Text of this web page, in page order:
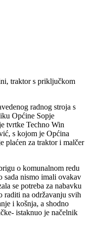
traktor s priključkom
radnog stroja s
Općine Sopje
tvrtke Techno Win
s kojom je Općina
plaćen za traktor i malčer
o komunalnom redu
sada nismo imali ovakav
se potreba za nabavku
raditi na održavanju svih
i košnja, a shodno
istaknuo je načelnik